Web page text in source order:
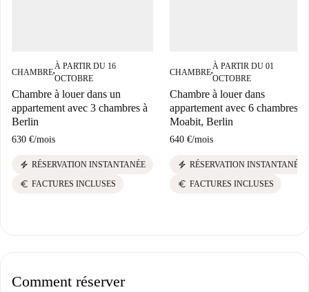
CHAMBRE■
À PARTIR DU 16
OCTOBRE
Chambre à louer dans un
appartement avec 3 chambres à
Berlin
630 €/mois
electric_bolt RÉSERVATION INSTANTANÉE
euro FACTURES INCLUSES
CHAMBRE■
À PARTIR DU 01
OCTOBRE
Chambre à louer dans
appartement avec 6 chambres à
Moabit, Berlin
640 €/mois
electric_bolt RÉSERVATION INSTANTANÉE
euro FACTURES INCLUSES
Comment réserver